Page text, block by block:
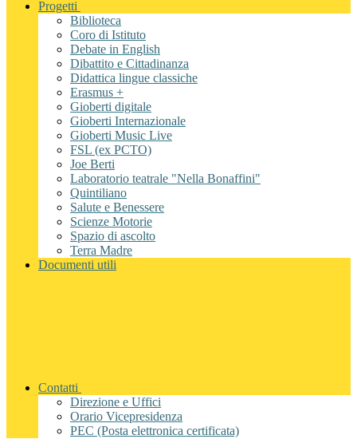
Progetti
Biblioteca
Coro di Istituto
Debate in English
Dibattito e Cittadinanza
Didattica lingue classiche
Erasmus +
Gioberti digitale
Gioberti Internazionale
Gioberti Music Live
FSL (ex PCTO)
Joe Berti
Laboratorio teatrale "Nella Bonaffini"
Quintiliano
Salute e Benessere
Scienze Motorie
Spazio di ascolto
Terra Madre
Documenti utili
Contatti
Direzione e Uffici
Orario Vicepresidenza
PEC (Posta elettronica certificata)